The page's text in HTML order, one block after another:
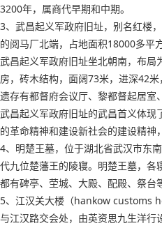
3200年，属商代早期和中期。
3、武昌起义军政府旧址，别名红楼
的阅马厂北端，占地面积18000多平方
武昌起义军政府旧址坐北朝南，布局
房，砖木结构，面阔73米，进深42
遗存有都督府会议厅、黎都督起居室
武昌起义军政府旧址的武昌首义体
的革命精神和建设新社会的建设精神
4、明楚王墓，位于湖北省武汉市东
代九位楚藩王的陵寝。明楚王墓，
都有碑亭、茔城、大殿、配殿、祭台
5、江汉关大楼（hankow customs
与江汉路交会处，由英资思九生洋行